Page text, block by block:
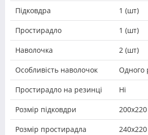
Підковдра 1 (шт)
Простирадло 1 (шт)
Наволочка 2 (шт)
Особливість наволочок Одного
Простирадло на резинці Ні
Розмір підковдри
Розмір простирадла